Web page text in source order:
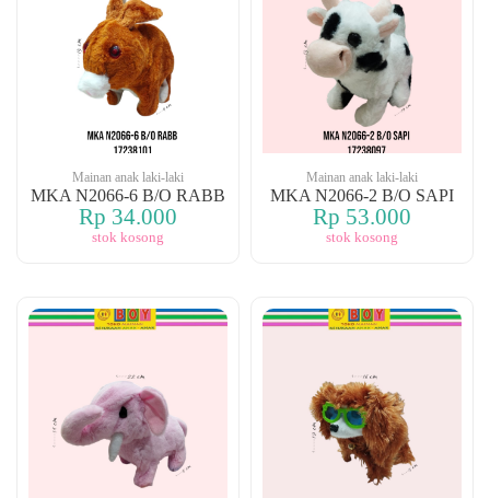
Mainan anak laki-laki
MKA N2066-6 B/O RABB
Rp 34.000
stok kosong
Mainan anak laki-laki
MKA N2066-2 B/O SAPI
Rp 53.000
stok kosong